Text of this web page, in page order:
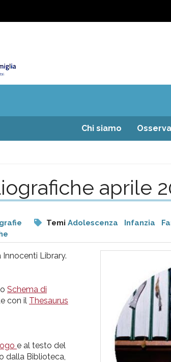
Chi siamo
aprile
Temi Adolescenza Infanzia
Library.
Schema di
con il Thesaurus
e al testo del
dalla Biblioteca,